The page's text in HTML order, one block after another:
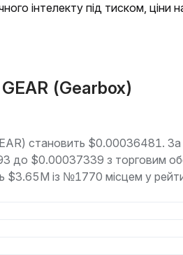
інтелекту під тиском, ціни
(Gearbox)
становить $0.00036481. За
до $0.00037339 з торговим
$3.65M із №1770 місцем у